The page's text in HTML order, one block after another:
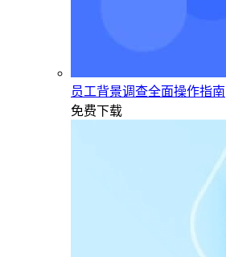
员工背景调查全面操作指南
免费下载